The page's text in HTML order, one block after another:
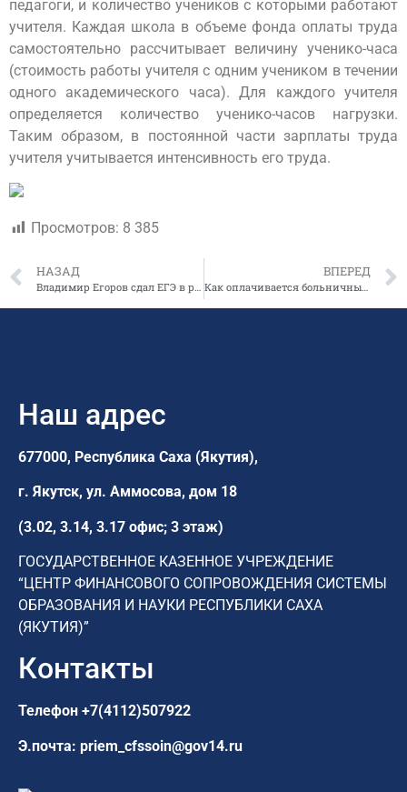
педагоги, и количество учеников с которыми работают
учителя. Каждая школа в объеме фонда оплаты труда
самостоятельно рассчитывает величину ученико-часа
(стоимость работы учителя с одним учеником в течении
одного академического часа). Для каждого учителя
определяется количество ученико-часов нагрузки.
Таким образом, в постоянной части зарплаты труда
учителя учитывается интенсивность его труда.
Просмотров: 8 385
НАЗАД ВПЕРЕД
Как оплачивается больничный лист в 2019 году
Наш адрес
677000, Республика Саха (Якутия),
г. Якутск, ул. Аммосова, дом 18
(3.02, 3.14, 3.17 офис; 3 этаж)
ГОСУДАРСТВЕННОЕ КАЗЕННОЕ УЧРЕЖДЕНИЕ
“ЦЕНТР ФИНАНСОВОГО СОПРОВОЖДЕНИЯ СИСТЕМЫ
ОБРАЗОВАНИЯ И НАУКИ РЕСПУБЛИКИ САХА
(ЯКУТИЯ)”
Контакты
Телефон +7(4112)507922
Э.почта: priem_cfssoin@gov14.ru